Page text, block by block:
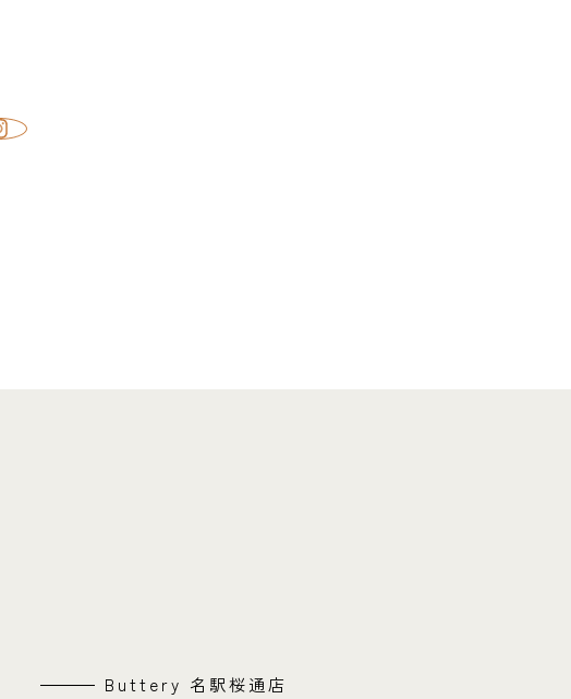
Buttery 名駅桜通店